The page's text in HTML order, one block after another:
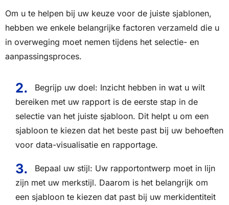
Om u te helpen bij uw keuze voor de juiste sjablonen,
hebben we enkele belangrijke factoren verzameld die u
in overweging moet nemen tijdens het selectie- en
aanpassingsproces.
Begrijp uw doel: Inzicht hebben in wat u wilt
bereiken met uw rapport is de eerste stap in de
selectie van het juiste sjabloon. Dit helpt u om een
sjabloon te kiezen dat het beste past bij uw behoeften
voor data-visualisatie en rapportage.
Bepaal uw stijl: Uw rapportontwerp moet in lijn
zijn met uw merkstijl. Daarom is het belangrijk om
een sjabloon te kiezen dat past bij uw merkidentiteit